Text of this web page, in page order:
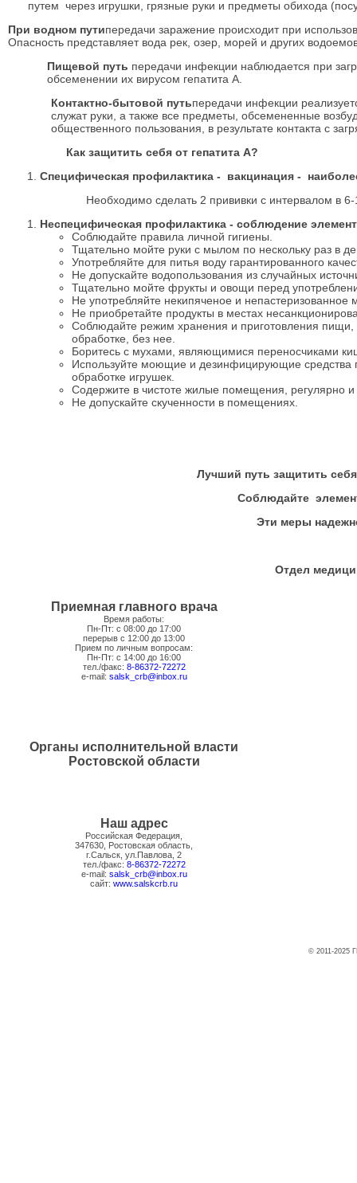
путем через игрушки, грязные руки и предметы обихода
При водном путипередачи заражение происходит при
Опасность представляет вода рек, озер, морей и других
Пищевой путь передачи инфекции наблюдается при
обсеменении их вирусом гепатита А.
Контактно-бытовой путьпередачи инфекции
служат руки, а также все предметы, обсемененные
общественного пользования, в результате контакта с
Как защитить себя от гепатита А?
Специфическая профилактика - вакцинация -
Необходимо сделать 2 прививки с интервалом в 6-
Неспецифическая профилактика - соблюдение
Соблюдайте правила личной гигиены.
Тщательно мойте руки с мылом по нескольку раз в
Употребляйте для питья воду гарантированного
Не допускайте водопользования из случайных
Тщательно мойте фрукты и овощи перед
Не употребляйте некипяченое и непастеризованное
Не приобретайте продукты в местах
Соблюдайте режим хранения и приготовления пищи,
обработке, без нее.
Боритесь с мухами, являющимися переносчиками
Используйте моющие и дезинфицирующие средства
обработке игрушек.
Содержите в чистоте жилые помещения, регулярно и
Не допускайте скученности в помещениях.
Лучший путь защитить
Соблюдайте
Эти меры
Отдел
Приемная главного врача
Время работы:
Пн-Пт: с 08:00 до 17:00
перерыв с 12:00 до 13:00
Прием по личным вопросам:
Пн-Пт: с 14:00 до 16:00
тел./факс: 8-86372-72272
e-mail: salsk_crb@inbox.ru
Органы исполнительной власти
Ростовской области
Наш адрес
Российская Федерация,
347630, Ростовская область,
г.Сальск, ул.Павлова, 2
тел./факс: 8-86372-72272
e-mail: salsk_crb@inbox.ru
сайт: www.salskcrb.ru
© 2011-2025